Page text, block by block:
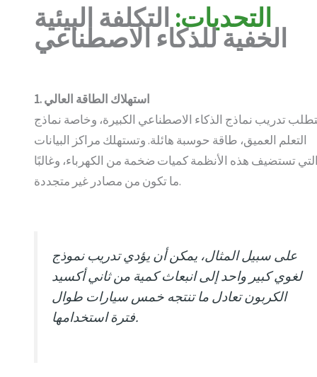
التحديات: التكلفة البيئية
الخفية للذكاء الاصطناعي
1. استهلاك الطاقة العالي
تدريب نماذج الذكاء الاصطناعي الكبيرة، وخاصة نماذج
التعلم العميق، طاقة حوسبة هائلة. وتستهلك مراكز البيانات
تستضيف هذه الأنظمة كميات ضخمة من الكهرباء، وغالبًا
ما تكون من مصادر غير متجددة.
على سبيل المثال، يمكن أن يؤدي تدريب نموذج
لغوي كبير واحد إلى انبعاث كمية من ثاني أكسيد
الكربون تعادل ما تنتجه خمس سيارات طوال
فترة استخدامها.